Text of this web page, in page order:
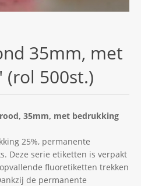
35mm, met
(rol 500st.)
35mm, met bedrukking
25%, permanente
Deze serie etiketten is verpakt
fluoretiketten trekken
de permanente